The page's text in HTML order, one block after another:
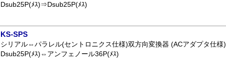
Dsub25P(ﾒｽ)⇒Dsub25P(ﾒｽ)
KS-SPS
シリアル⇔パラレル(セントロニクス仕様)双方向変換器 (ACアダプタ仕様)
Dsub25P(ﾒｽ)⇔アンフェノール36P(ﾒｽ)